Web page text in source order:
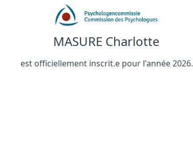
MASURE Charlotte
est officiellement inscrit.e pour l'année 2026.